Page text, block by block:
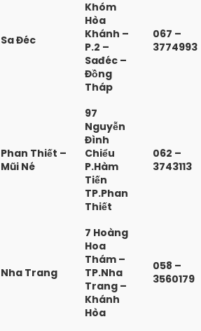
Sa Đéc
Khóm
Hòa
Khánh –
P.2 –
Sađéc –
Đồng
Tháp
067 –
3774993
Phan Thiết –
Mũi Né
97
Nguyễn
Đình
Chiểu
P.Hàm
Tiến
TP.Phan
Thiết
062 –
3743113
Nha Trang
7 Hoàng
Hoa
Thám –
TP.Nha
Trang –
Khánh
Hòa
058 –
3560179